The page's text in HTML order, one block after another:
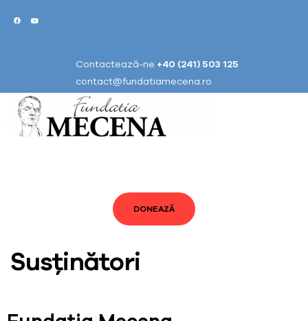
Contactează-ne +40 (241) 503 125
contact@fundatiamecena.ro
DONEAZĂ
Susținători